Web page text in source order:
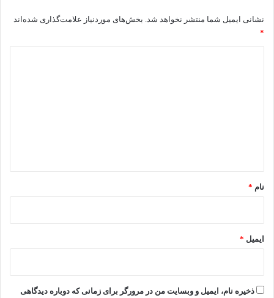
نشانی ایمیل شما منتشر نخواهد شد. بخش‌های موردنیاز علامت‌گذاری شده‌اند
*
نام *
ایمیل *
ذخیره نام، ایمیل و وبسایت من در مرورگر برای زمانی که دوباره دیدگاهی